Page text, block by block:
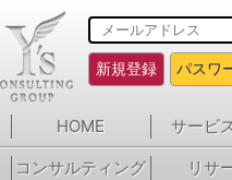
新規登録 パスワ
HOME サービ
コンサルティング
リサ